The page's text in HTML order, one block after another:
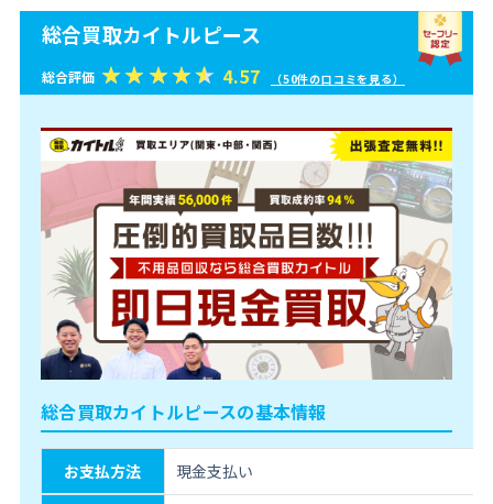
総合買取カイトルピース
総合評価 4.57 （50件の口コミを見る）
総合買取カイトルピースの基本情報
お支払方法 現金支払い